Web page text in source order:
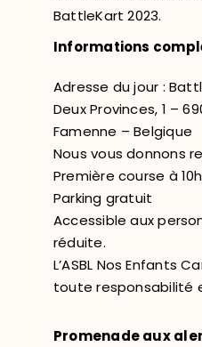
BattleKart 2023.
Informations
Adresse du jour :
Deux Provinces, 1 –
Famenne – Belgique
Nous vous donnons
Première course à
Parking gratuit
Accessible aux
réduite.
L’ASBL Nos Enfants
toute responsabilité
Promenade aux